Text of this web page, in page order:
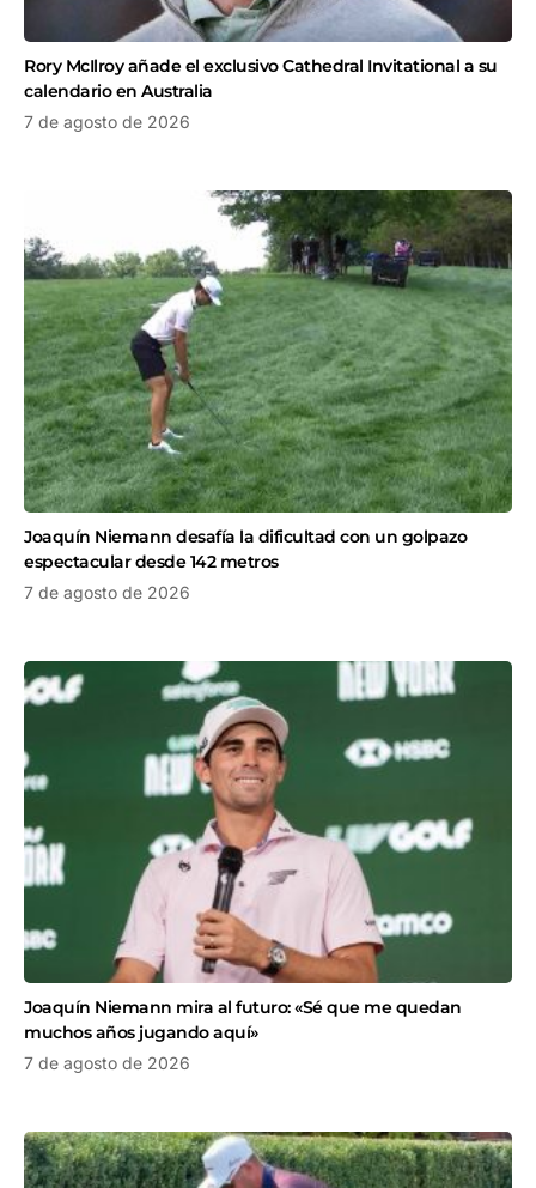
Rory McIlroy añade el exclusivo Cathedral Invitational a su
calendario en Australia
7 de agosto de 2026
Joaquín Niemann desafía la dificultad con un golpazo
espectacular desde 142 metros
7 de agosto de 2026
Joaquín Niemann mira al futuro: «Sé que me quedan
muchos años jugando aquí»
7 de agosto de 2026